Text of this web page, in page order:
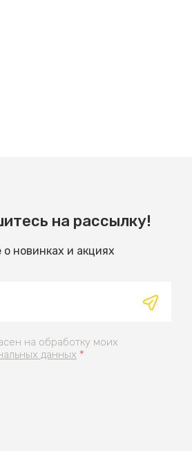
на рассылку!
новинках и акциях
на обработку моих
данных *